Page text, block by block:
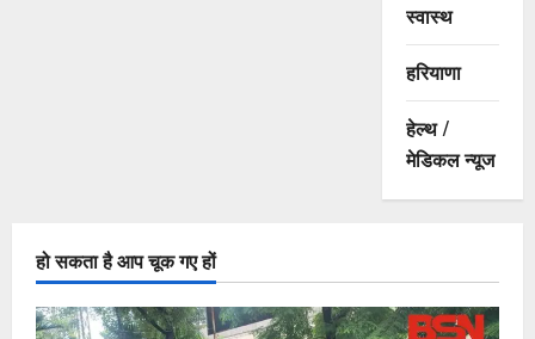
स्वास्थ
हरियाणा
हेल्थ /
मेडिकल न्यूज
हो सकता है आप चूक गए हों